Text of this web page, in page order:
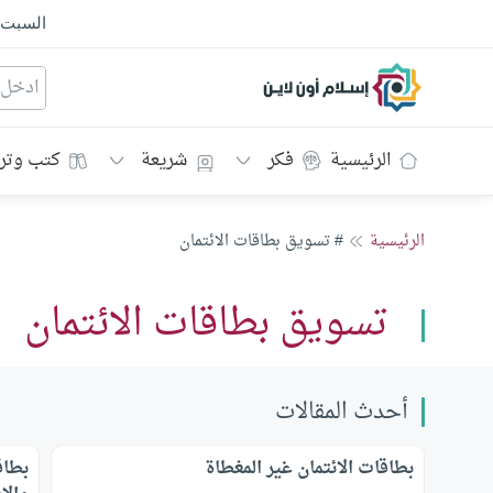
السبت
إسلام أون لاين
الرئيسية فكر شريعة كتب
الرئيسية # تسويق بطاقات الائتمان
تسويق بطاقات الائتمان
أحدث المقالات
بطاقات الائتمان غير المغطاة